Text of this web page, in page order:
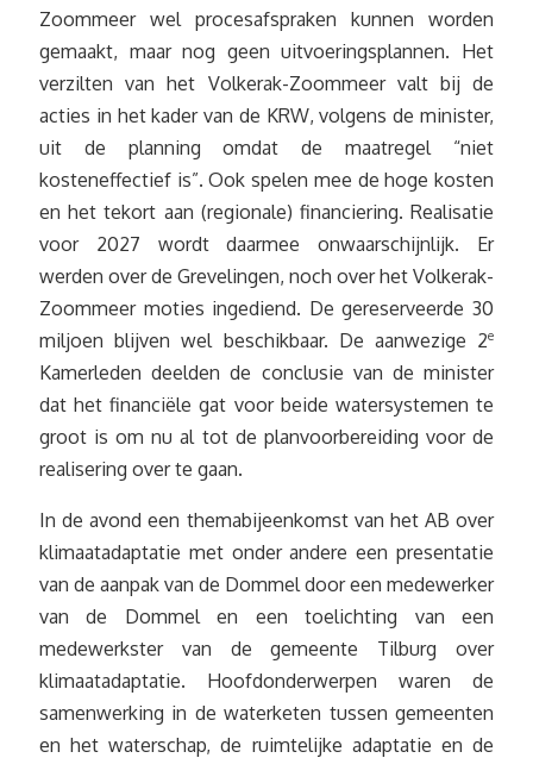
Zoommeer wel procesafspraken kunnen worden
gemaakt, maar nog geen uitvoeringsplannen. Het
verzilten van het Volkerak-Zoommeer valt bij de
acties in het kader van de KRW, volgens de minister,
uit de planning omdat de maatregel “niet
kosteneffectief is”. Ook spelen mee de hoge kosten
en het tekort aan (regionale) financiering. Realisatie
voor 2027 wordt daarmee onwaarschijnlijk. Er
werden over de Grevelingen, noch over het Volkerak-
Zoommeer moties ingediend. De gereserveerde 30
miljoen blijven wel beschikbaar. De aanwezige 2e
Kamerleden deelden de conclusie van de minister
dat het financiële gat voor beide watersystemen te
groot is om nu al tot de planvoorbereiding voor de
realisering over te gaan.
In de avond een themabijeenkomst van het AB over
klimaatadaptatie met onder andere een presentatie
van de aanpak van de Dommel door een medewerker
van de Dommel en een toelichting van een
medewerkster van de gemeente Tilburg over
klimaatadaptatie. Hoofdonderwerpen waren de
samenwerking in de waterketen tussen gemeenten
en het waterschap, de ruimtelijke adaptatie en de